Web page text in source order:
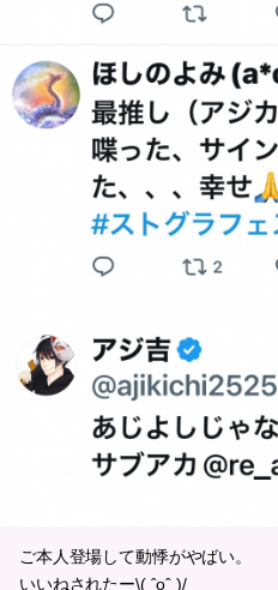
ご本人登場して動悸がやばい。
いいねされたー\( ˆoˆ )/